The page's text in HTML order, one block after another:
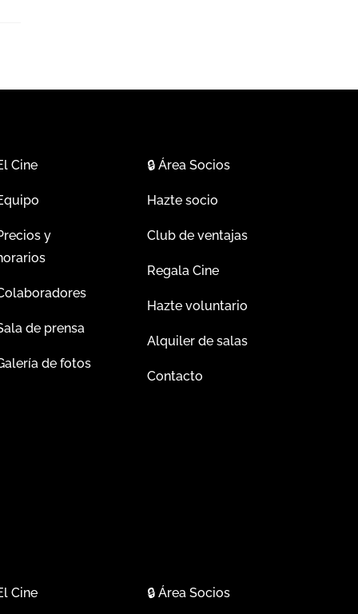
Cine
y
de prensa
de fotos
🔒Área Socios
Hazte socio
Club de ventajas
Regala Cine
Hazte voluntario
Alquiler de salas
Contacto
Cine 🔒Área Socios